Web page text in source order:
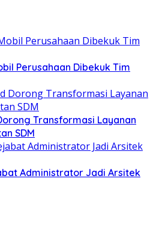
Perusahaan Dibekuk Tim
Transformasi Layanan
SDM
Administrator Jadi Arsitek